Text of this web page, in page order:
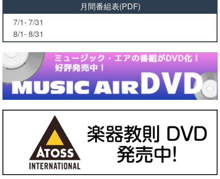
月間番組表(PDF)
7/1- 7/31
8/1- 8/31